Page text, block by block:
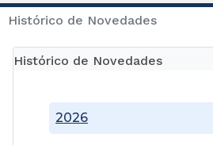
Histórico de Novedades
Histórico de Novedades
2026